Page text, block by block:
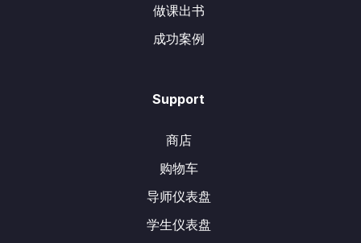
做课出书
成功案例
Support
商店
购物车
导师仪表盘
学生仪表盘